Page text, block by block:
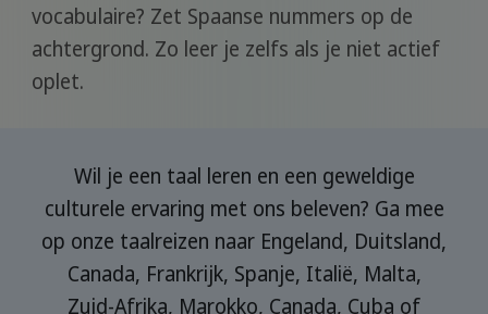
vocabulaire? Zet Spaanse nummers op de
achtergrond. Zo leer je zelfs als je niet actief
oplet.
Wil je een taal leren en een geweldige
culturele ervaring met ons beleven? Ga mee
op onze taalreizen naar Engeland, Duitsland,
Canada, Frankrijk, Spanje, Italië, Malta,
Zuid-Afrika, Marokko, Canada, Cuba of